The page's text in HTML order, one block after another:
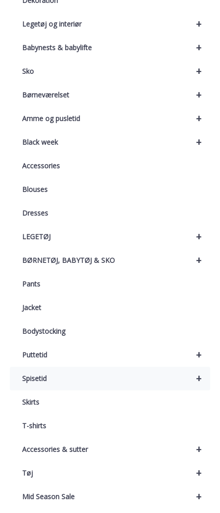
+
Legetøj og interiør
+
Babynests & babylifte
+
Sko
+
Børneværelset
+
Amme og pusletid
+
Black week
Accessories
Blouses
Dresses
+
LEGETØJ
+
BØRNETØJ, BABYTØJ & SKO
Pants
Jacket
Bodystocking
+
Puttetid
+
Spisetid
Skirts
T-shirts
+
Accessories & sutter
+
Tøj
+
Mid Season Sale